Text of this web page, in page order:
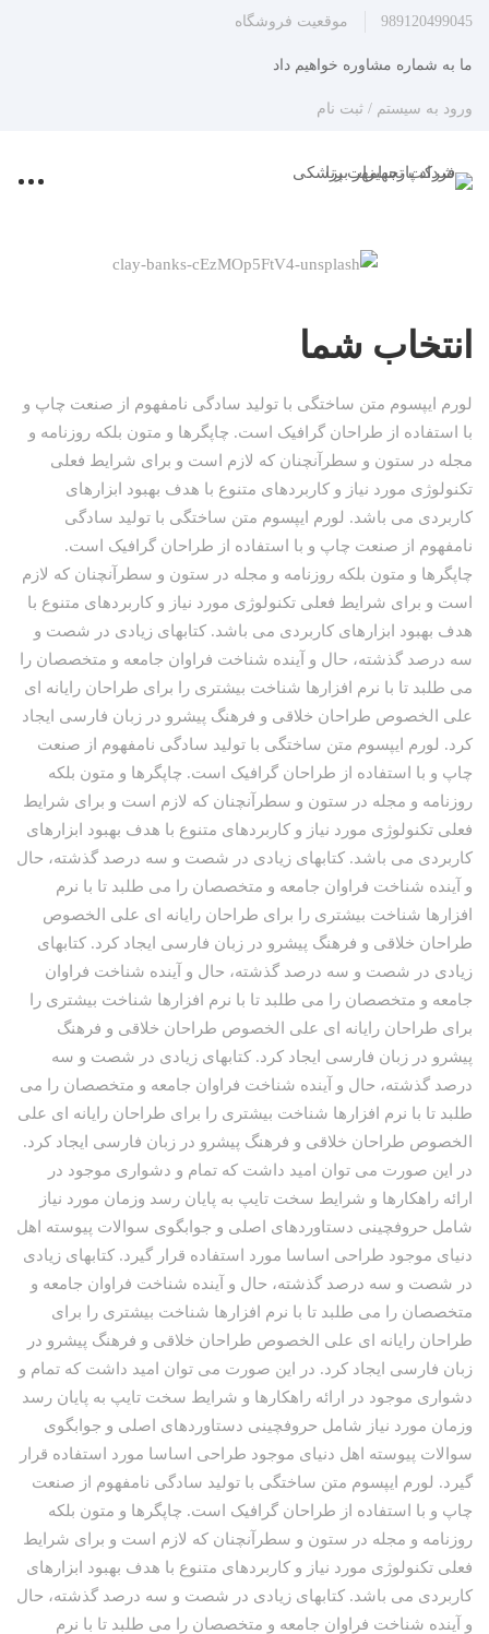
موقعیت فروشگاه 989120499045
ما به شماره مشاوره خواهیم داد
ورود به سیستم / ثبت نام
انتخاب شما
لورم ایپسوم متن ساختگی با تولید سادگی نامفهوم از صنعت چاپ و
با استفاده از طراحان گرافیک است. چاپگرها و متون بلکه روزنامه و
مجله در ستون و سطرآنچنان که لازم است و برای شرایط فعلی
تکنولوژی مورد نیاز و کاربردهای متنوع با هدف بهبود ابزارهای
کاربردی می باشد. لورم ایپسوم متن ساختگی با تولید سادگی
نامفهوم از صنعت چاپ و با استفاده از طراحان گرافیک است.
چاپگرها و متون بلکه روزنامه و مجله در ستون و سطرآنچنان که لازم
است و برای شرایط فعلی تکنولوژی مورد نیاز و کاربردهای متنوع با
هدف بهبود ابزارهای کاربردی می باشد. کتابهای زیادی در شصت و
سه درصد گذشته، حال و آینده شناخت فراوان جامعه و متخصصان را
می طلبد تا با نرم افزارها شناخت بیشتری را برای طراحان رایانه ای
علی الخصوص طراحان خلاقی و فرهنگ پیشرو در زبان فارسی ایجاد
کرد. لورم ایپسوم متن ساختگی با تولید سادگی نامفهوم از صنعت
چاپ و با استفاده از طراحان گرافیک است. چاپگرها و متون بلکه
روزنامه و مجله در ستون و سطرآنچنان که لازم است و برای شرایط
فعلی تکنولوژی مورد نیاز و کاربردهای متنوع با هدف بهبود ابزارهای
کاربردی می باشد. کتابهای زیادی در شصت و سه درصد گذشته، حال
و آینده شناخت فراوان جامعه و متخصصان را می طلبد تا با نرم
افزارها شناخت بیشتری را برای طراحان رایانه ای علی الخصوص
طراحان خلاقی و فرهنگ پیشرو در زبان فارسی ایجاد کرد. کتابهای
زیادی در شصت و سه درصد گذشته، حال و آینده شناخت فراوان
جامعه و متخصصان را می طلبد تا با نرم افزارها شناخت بیشتری را
برای طراحان رایانه ای علی الخصوص طراحان خلاقی و فرهنگ
پیشرو در زبان فارسی ایجاد کرد. کتابهای زیادی در شصت و سه
درصد گذشته، حال و آینده شناخت فراوان جامعه و متخصصان را می
طلبد تا با نرم افزارها شناخت بیشتری را برای طراحان رایانه ای علی
الخصوص طراحان خلاقی و فرهنگ پیشرو در زبان فارسی ایجاد کرد.
در این صورت می توان امید داشت که تمام و دشواری موجود در
ارائه راهکارها و شرایط سخت تایپ به پایان رسد وزمان مورد نیاز
شامل حروفچینی دستاوردهای اصلی و جوابگوی سوالات پیوسته اهل
دنیای موجود طراحی اساسا مورد استفاده قرار گیرد. کتابهای زیادی
در شصت و سه درصد گذشته، حال و آینده شناخت فراوان جامعه و
متخصصان را می طلبد تا با نرم افزارها شناخت بیشتری را برای
طراحان رایانه ای علی الخصوص طراحان خلاقی و فرهنگ پیشرو در
زبان فارسی ایجاد کرد. در این صورت می توان امید داشت که تمام و
دشواری موجود در ارائه راهکارها و شرایط سخت تایپ به پایان رسد
وزمان مورد نیاز شامل حروفچینی دستاوردهای اصلی و جوابگوی
سوالات پیوسته اهل دنیای موجود طراحی اساسا مورد استفاده قرار
گیرد. لورم ایپسوم متن ساختگی با تولید سادگی نامفهوم از صنعت
چاپ و با استفاده از طراحان گرافیک است. چاپگرها و متون بلکه
روزنامه و مجله در ستون و سطرآنچنان که لازم است و برای شرایط
فعلی تکنولوژی مورد نیاز و کاربردهای متنوع با هدف بهبود ابزارهای
کاربردی می باشد. کتابهای زیادی در شصت و سه درصد گذشته، حال
و آینده شناخت فراوان جامعه و متخصصان را می طلبد تا با نرم